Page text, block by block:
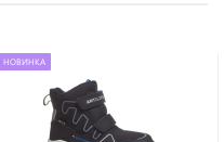
НОВИНКА